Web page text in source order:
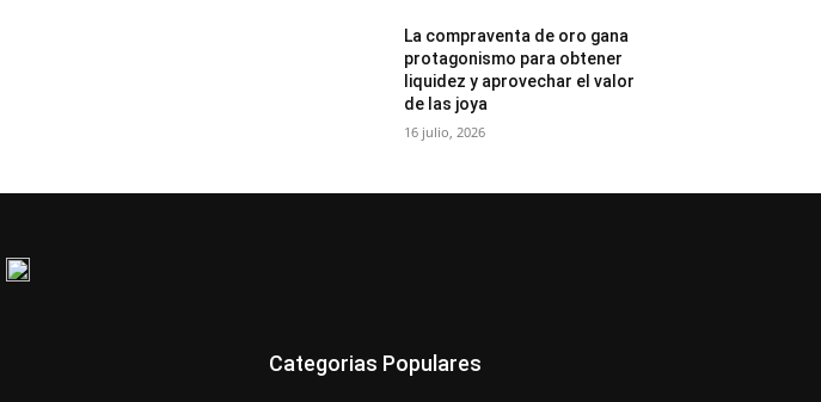
La compraventa de oro gana
protagonismo para obtener
liquidez y aprovechar el valor
de las joya
16 julio, 2026
Categorias Populares